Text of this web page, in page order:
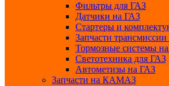
Фильтры для ГАЗ
Датчики на ГАЗ
Стартеры и
Запчасти
Тормозные системы
Светотехника для ГАЗ
Автометизы на ГАЗ
Запчасти на КАМАЗ